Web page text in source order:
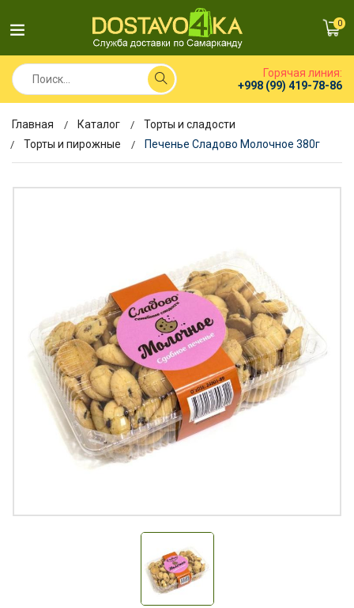
0
Горячая линия:
+998 (99) 419-78-86
Главная Каталог
Торты и сладости
Торты и пирожные
Печенье Сладово Молочное 380г